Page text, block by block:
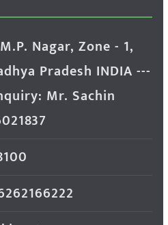
Nagar, Zone - 1,
Pradesh INDIA ---
Mr. Sachin